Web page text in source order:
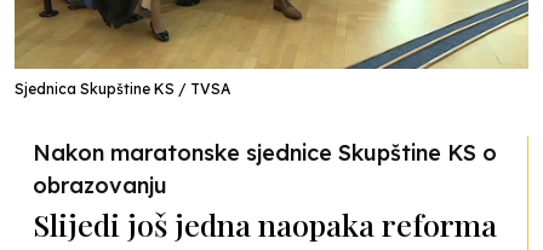
Sjednica Skupštine KS / TVSA
Nakon maratonske sjednice Skupštine KS o
obrazovanju
Slijedi još jedna naopaka reforma